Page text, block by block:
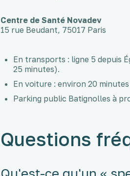
Centre de Santé Novadev
15 rue Beudant, 75017 Paris
En transports : ligne 5 depuis
25 minutes).
En voiture : environ 20
Parking public Batignolles à
Questions